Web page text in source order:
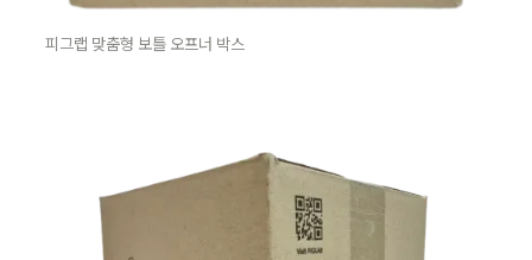
피그랩 맞춤형 보틀 오프너 박스